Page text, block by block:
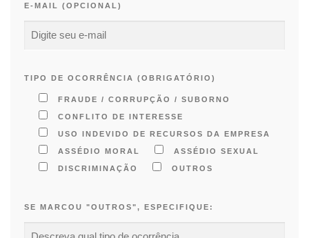
E-MAIL (OPCIONAL)
TIPO DE OCORRÊNCIA (OBRIGATÓRIO)
FRAUDE / CORRUPÇÃO / SUBORNO
CONFLITO DE INTERESSE
USO INDEVIDO DE RECURSOS DA EMPRESA
ASSÉDIO MORAL ASSÉDIO SEXUAL
DISCRIMINAÇÃO OUTROS
SE MARCOU "OUTROS", ESPECIFIQUE: